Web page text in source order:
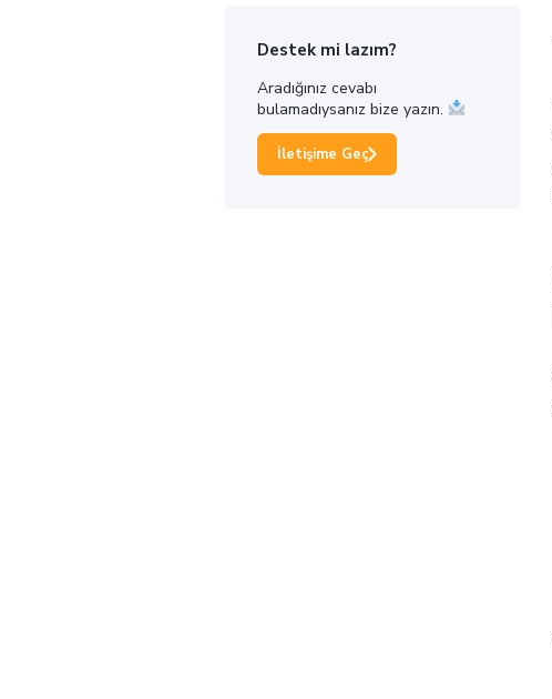
Destek mi lazım?
Aradığınız cevabı
bulamadıysanız bize yazın.
İletişime Geç